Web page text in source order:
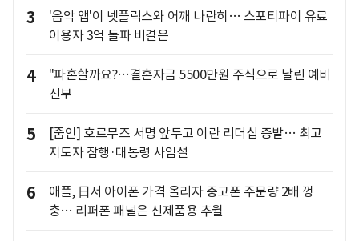
3
'음악 앱'이 넷플릭스와 어깨 나란히… 스포티파이 유료
이용자 3억 돌파 비결은
4
"파혼할까요?…결혼자금 5500만원 주식으로 날린 예비
신부
5
[줌인] 호르무즈 서명 앞두고 이란 리더십 증발… 최고
지도자 잠행·대통령 사임설
6
애플, 日서 아이폰 가격 올리자 중고폰 주문량 2배 껑
충… 리퍼폰 패널은 신제품용 추월